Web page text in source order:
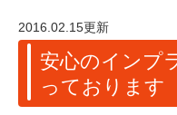
2016.02.15更新
安心のインプ
っております